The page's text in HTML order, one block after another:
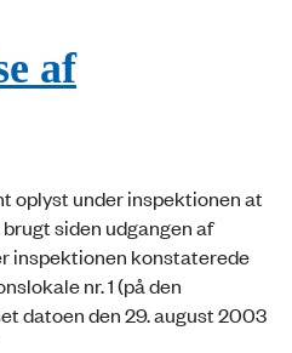
af
oplyst under inspektionen at
siden udgangen af
inspektionen konstaterede
nr. 1 (på den
datoen den 29. august 2003